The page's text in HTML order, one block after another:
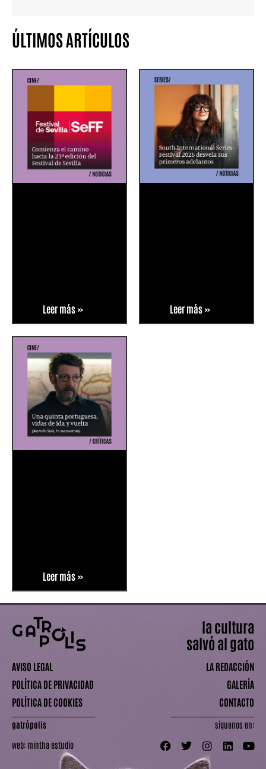
ÚLTIMOS ARTÍCULOS
Leer más » Leer más »
Leer más »
AVISO LEGAL
POLÍTICA DE PRIVACIDAD
POLÍTICA DE COOKIES
gatrópolis
web: mintha estudio
la cultura
salvó al gato
LA REDACCIÓN
GALERÍA
CONTACTO
síguenos en: